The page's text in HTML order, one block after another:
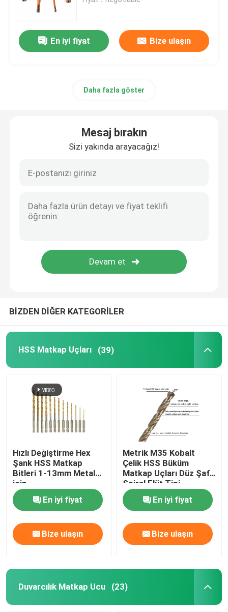
TCT Delik Testere
HSS Delik Testere
Elmas çekirdek Bit
Aşındırıcı Alet
Ağaç İşleme Freze Uçları
HSS Makine Muslukları
En iyi fiyat Bize ulaşın
Daha fazla göster
Mesaj bırakın
Sizi yakında arayacağız!
BİZDEN DİĞER KATEGORİLER
HSS Matkap Uçları (39)
Hızlı Değiştirme Hex
Şank HSS Matkap
Bitleri 1-13mm Metal
için
En iyi fiyat
Bize ulaşın
Metrik M35 Kobalt
Çelik HSS Büküm
Matkap Uçları Düz ​​Şaft
Spiral Flüt Tipi
En iyi fiyat
Bize ulaşın
Duvarcılık Matkap Ucu (23)